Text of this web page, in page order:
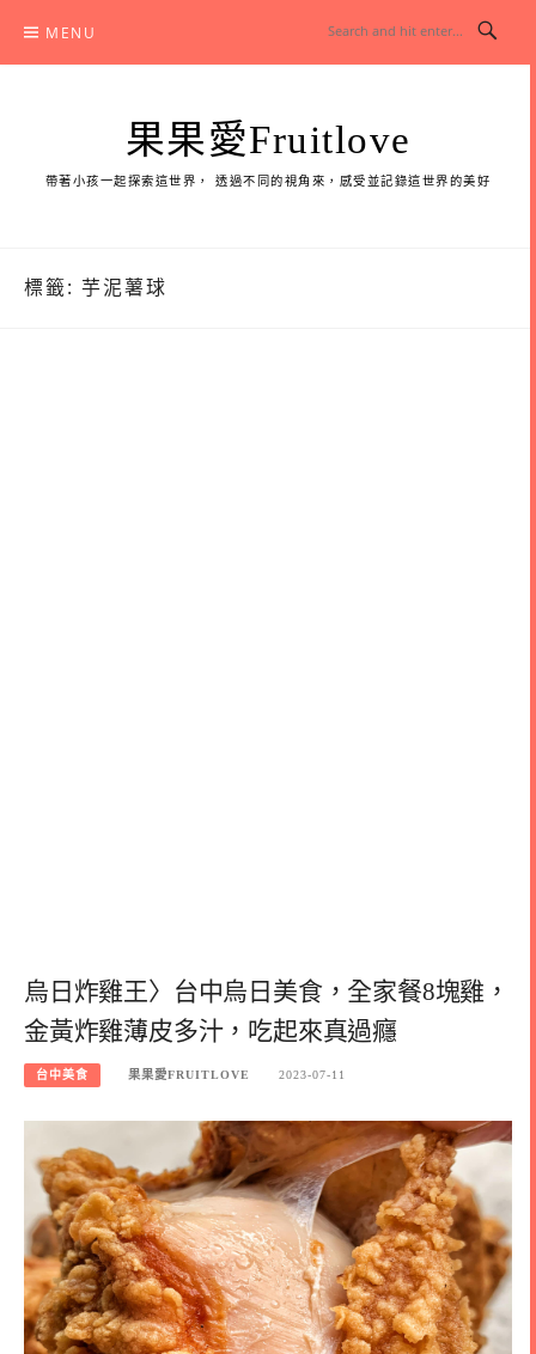
content
MENU
果果愛Fruitlove
帶著小孩一起探索這世界， 透過不同的視角來，感受並記錄這世界的美好
標籤: 芋泥薯球
烏日炸雞王〉台中烏日美食，全家餐8塊雞，
金黃炸雞薄皮多汁，吃起來真過癮
台中美食 果果愛FRUITLOVE 2023-07-11